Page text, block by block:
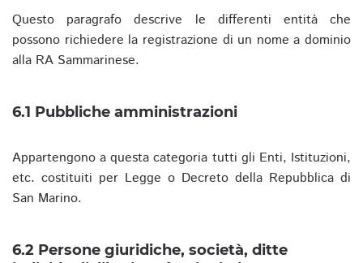
Questo paragrafo descrive le differenti entità che
possono richiedere la registrazione di un nome a dominio
alla RA Sammarinese.
6.1 Pubbliche amministrazioni
Appartengono a questa categoria tutti gli Enti, Istituzioni,
etc. costituiti per Legge o Decreto della Repubblica di
San Marino.
6.2 Persone giuridiche, società, ditte